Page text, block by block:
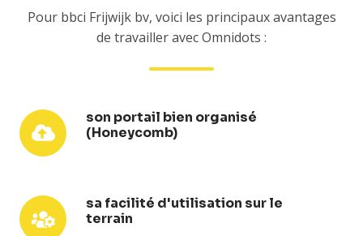
Pour bbci Frijwijk bv, voici les principaux avantages
de travailler avec Omnidots :
son portail bien organisé
(Honeycomb)
son
portail
bien
(Honeycomb)sa facilité d'utilisation sur le
terrain
sa
facilité